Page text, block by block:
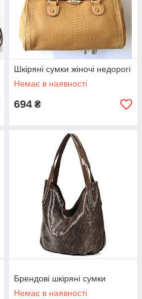
Шкіряні сумки жіночі недорогі
Немає в наявності
694 ₴
Брендові шкіряні сумки
Немає в наявності